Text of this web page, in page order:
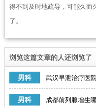
得不到及时地疏导，可能久而
了。
浏览这篇文章的人还浏览了
男科 武汉早泄治疗医
男科 成都前列腺增生